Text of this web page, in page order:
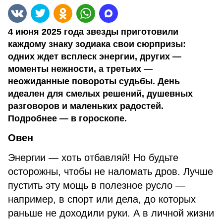
4 июня 2025 года звезды приготовили
каждому знаку зодиака свои сюрпризы:
одних ждет всплеск энергии, других —
моменты нежности, а третьих —
неожиданные повороты судьбы. День
идеален для смелых решений, душевных
разговоров и маленьких радостей.
Подробнее — в гороскопе.
Овен
Энергии — хоть отбавляй! Но будьте
осторожны, чтобы не наломать дров. Лучше
пустить эту мощь в полезное русло —
например, в спорт или дела, до которых
раньше не доходили руки. А в личной жизни